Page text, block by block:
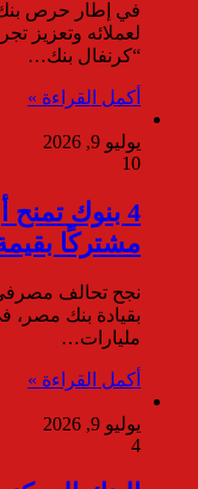
في إطار حرص
لعملائه وتعزيز
“كرنفال بنك…
أكمل القراءة »
يوليو 9, 2026
10
4 بنوك تمنح
مشتركًا بقيمة 4 مليارات
نجح تحالف
مليارات…
أكمل القراءة »
يوليو 9, 2026
4